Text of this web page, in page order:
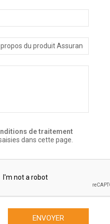
de traitement
dans cette page.
ENVOYER